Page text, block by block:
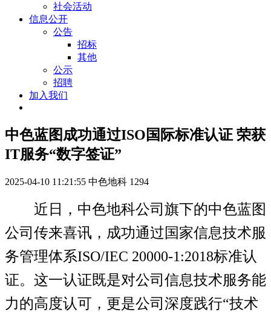
社会活动
信息公开
公告
招标
其他
公示
招聘
加入我们
中色蓝图成功通过ISO国际标准认证 荣获
IT服务“数字签证”
2025-04-10 11:21:55 中色地科 1294
近日， 中色地科公司旗下的中色蓝图
公司传来喜讯， 成功通过国家信息技术服
务管理体系ISO/IEC 20000-1:2018标准认
证。这一认证既是对公司信息技术服务能
力的高度认可，更是公司深度践行“技术